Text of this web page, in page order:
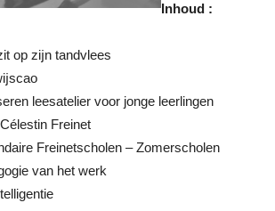
Inhoud :
op zĳn tandvlees
leesatelier voor jonge leerlingen
Freinet
Freinetscholen – Zomerscholen
van het werk